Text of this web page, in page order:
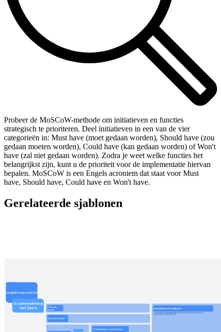
Probeer de MoSCoW-methode om initiatieven en functies
strategisch te prioriteren. Deel initiatieven in een van de vier
categorieën in: Must have (moet gedaan worden), Should have (zou
gedaan moeten worden), Could have (kan gedaan worden) of Won't
have (zal niet gedaan worden). Zodra je weet welke functies het
belangrijkst zijn, kunt u de prioriteit voor de implementatie hiervan
bepalen. MoSCoW is een Engels acroniem dat staat voor Must
have, Should have, Could have en Won't have.
Gerelateerde sjablonen